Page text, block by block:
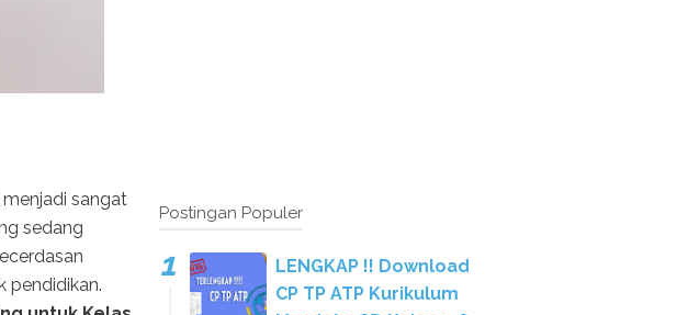
sangat
sedang
pendidikan.
Postingan Populer
LENGKAP !! Download
CP TP ATP Kurikulum